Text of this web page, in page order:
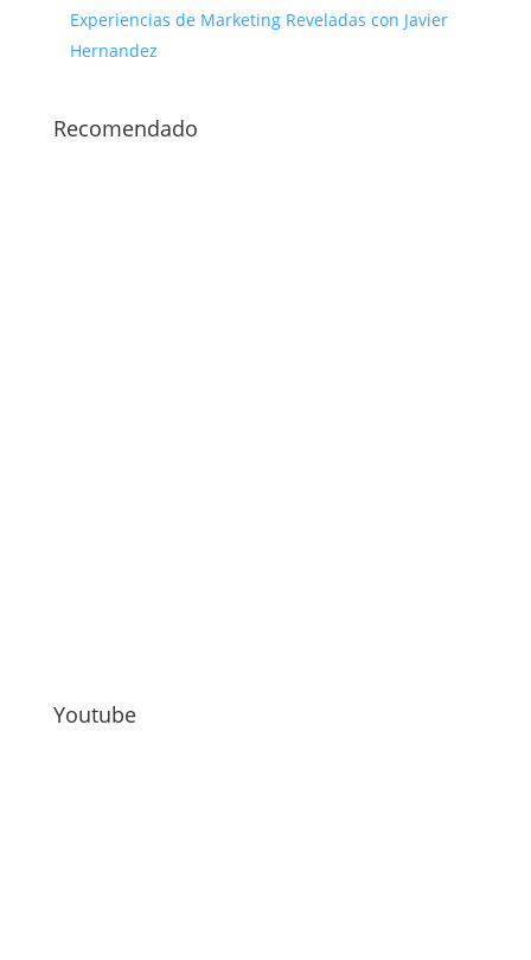
Experiencias de Marketing Reveladas con Javier
Hernandez
Recomendado
Youtube